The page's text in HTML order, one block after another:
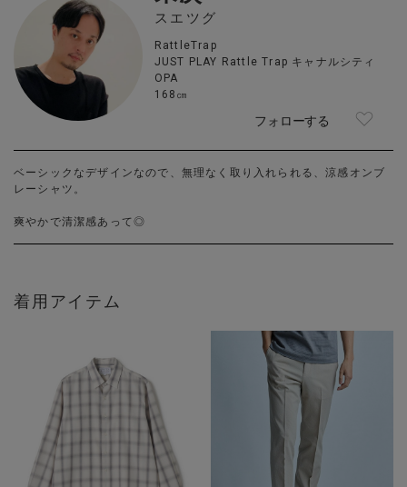
スエツグ
RattleTrap
JUST PLAY Rattle Trap キャナルシティ
OPA
168㎝
フォローする
ベーシックなデザインなので、無理なく取り入れられる、涼感オンブ
レーシャツ。
爽やかで清潔感あって◎
着用アイテム